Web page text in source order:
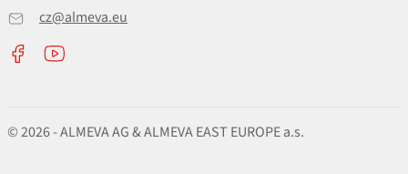
cz@almeva.eu
© 2026 - ALMEVA AG & ALMEVA EAST EUROPE a.s.